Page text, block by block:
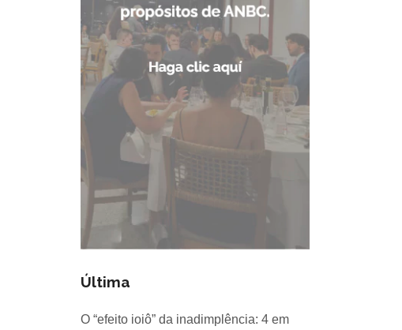
Última
O “efeito ioiô” da inadimplência: 4 em